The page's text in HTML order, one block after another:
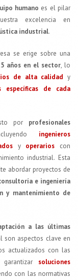
humano es el pilar
excelencia en
industrial.
se erige sobre una
años en el sector, lo
de alta calidad y
específicas de cada
por profesionales
ingenieros
y operarios con
industrial. Esta
abordar proyectos de
e ingeniería
y mantenimiento de
a las últimas
son aspectos clave en
actualizados con las
soluciones
con las normativas